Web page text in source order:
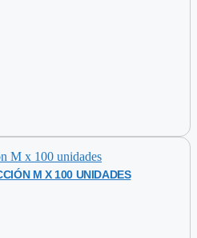
CALZÓN PAÑAL 2DA. SELECCIÓN M X 100 UNIDADES